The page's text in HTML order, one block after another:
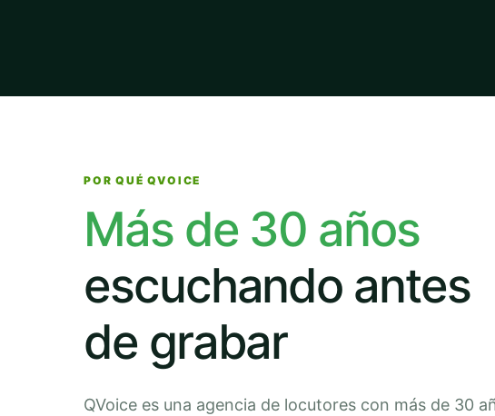
POR QUÉ QVOICE
Más de 30 años
escuchando antes
de grabar
QVoice es una agencia de locutores con más de 30